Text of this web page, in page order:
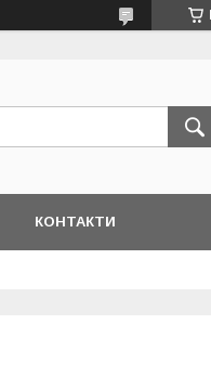
КОНТАКТИ